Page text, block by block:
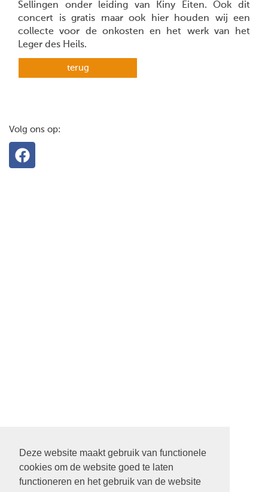
Deze website maakt gebruik van functionele
cookies om de website goed te laten
functioneren en het gebruik van de website
Sellingen onder leiding van Kiny Eiten. Ook dit
concert is gratis maar ook hier houden wij een
collecte voor de onkosten en het werk van het
Leger des Heils.
terug
Volg ons op:
22 SEPTEMBER STARTDIENST MET ALLE PASTORES. 9.30